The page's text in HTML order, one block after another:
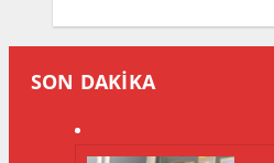
SON DAKİKA